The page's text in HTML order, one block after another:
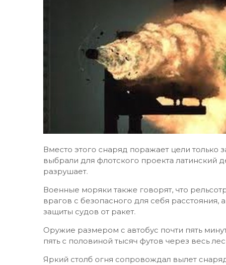
Вместо этого снаряд поражает цели только
выбрали для флотского проекта латинский
разрушает.
Военные моряки также говорят, что
врагов с безопасного для себя расстояния,
защиты судов от ракет.
Оружие размером с автобус почти пять
пять с половиной тысяч футов через весь
Яркий столб огня сопровождал вылет